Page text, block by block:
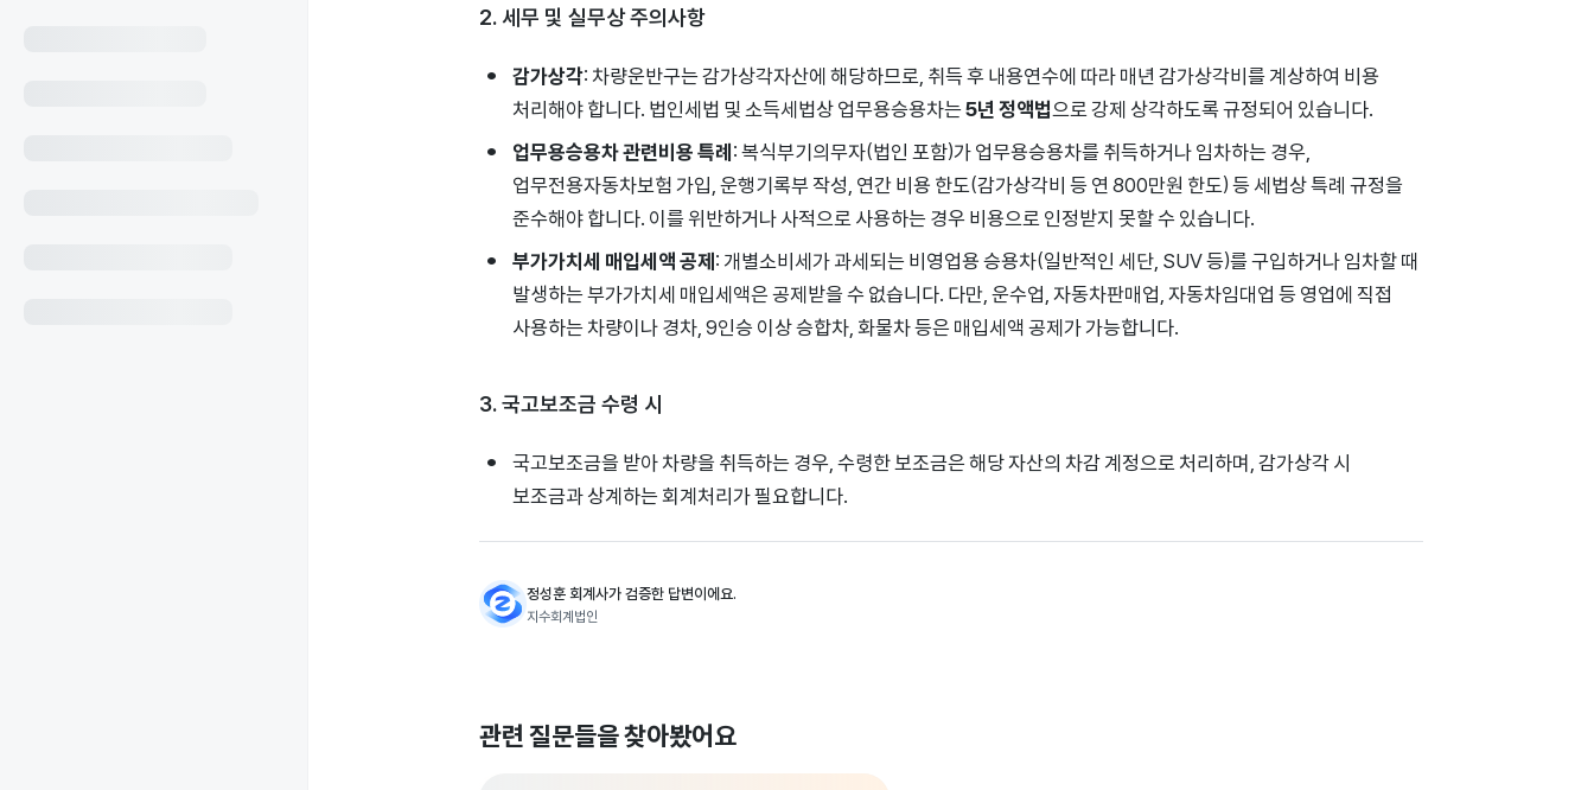
2. 세무 및 실무상 주의사항
감가상각: 차량운반구는 감가상각자산에 해당하므로, 취득 후 내용연수에 따라 매년 감가상각비를 계상하여 비용
처리해야 합니다. 법인세법 및 소득세법상 업무용승용차는5년 정액법으로 강제 상각하도록 규정되어 있습니다.
업무용승용차 관련비용 특례: 복식부기의무자(법인 포함)가 업무용승용차를 취득하거나 임차하는 경우,
업무전용자동차보험 가입, 운행기록부 작성, 연간 비용 한도(감가상각비 등 연 800만원 한도) 등 세법상 특례 규정을
준수해야 합니다. 이를 위반하거나 사적으로 사용하는 경우 비용으로 인정받지 못할 수 있습니다.
부가가치세 매입세액 공제: 개별소비세가 과세되는 비영업용 승용차(일반적인 세단, SUV 등)를 구입하거나 임차할 때
발생하는 부가가치세 매입세액은 공제받을 수 없습니다. 다만, 운수업, 자동차판매업, 자동차임대업 등 영업에 직접
사용하는 차량이나 경차, 9인승 이상 승합차, 화물차 등은 매입세액 공제가 가능합니다.
3. 국고보조금 수령 시
국고보조금을 받아 차량을 취득하는 경우, 수령한 보조금은 해당 자산의 차감 계정으로 처리하며, 감가상각 시
보조금과 상계하는 회계처리가 필요합니다.
정성훈 회계사가 검증한 답변이에요.
지수회계법인
관련 질문들을 찾아봤어요